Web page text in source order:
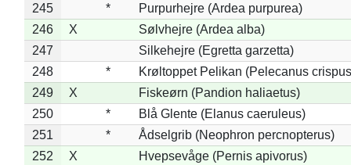
245
*
Purpurhejre (Ardea purpurea)
246
X
Sølvhejre (Ardea alba)
247
Silkehejre (Egretta garzetta)
248
*
Krøltoppet Pelikan (Pelecanus
249
X
Fiskeørn (Pandion haliaetus)
250
*
Blå Glente (Elanus caeruleus)
251
*
Ådselgrib (Neophron percnopterus)
252
X
Hvepsevåge (Pernis apivorus)